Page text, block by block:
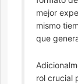
mejor
mismo
que
rol crucial